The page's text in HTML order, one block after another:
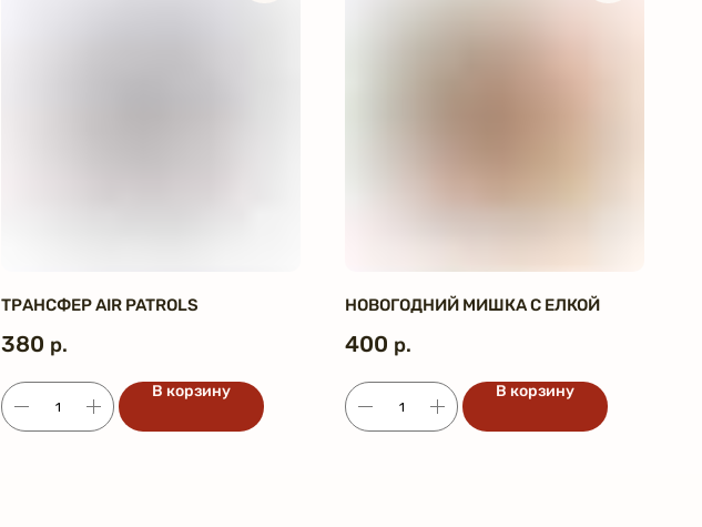
ТРАНСФЕР AIR PATROLS
380 р.
В корзину
НОВОГОДНИЙ МИШКА С ЕЛКОЙ
400 р.
В корзину